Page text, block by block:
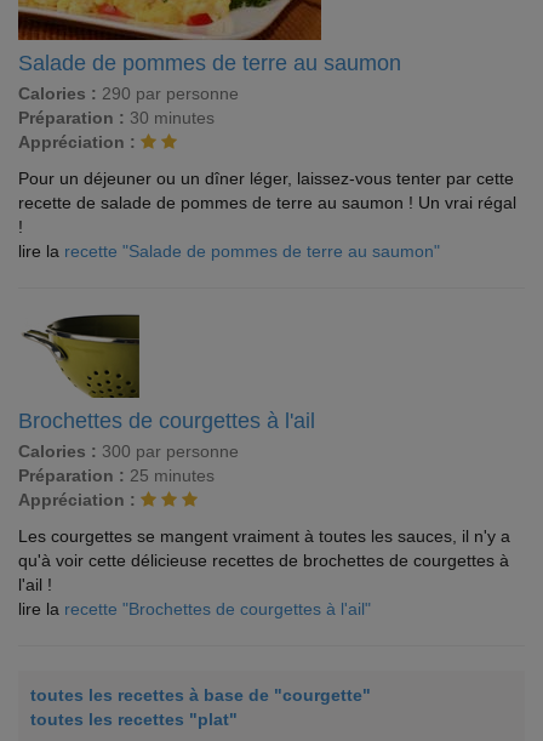
Salade de pommes de terre au saumon
Calories : 290 par personne
Préparation : 30 minutes
Appréciation :
Pour un déjeuner ou un dîner léger, laissez-vous tenter par cette
recette de salade de pommes de terre au saumon ! Un vrai régal
!
lire la recette "Salade de pommes de terre au saumon"
Brochettes de courgettes à l'ail
Calories : 300 par personne
Préparation : 25 minutes
Appréciation :
Les courgettes se mangent vraiment à toutes les sauces, il n'y a
qu'à voir cette délicieuse recettes de brochettes de courgettes à
l'ail !
lire la recette "Brochettes de courgettes à l'ail"
toutes les recettes à base de "courgette"
toutes les recettes "plat"